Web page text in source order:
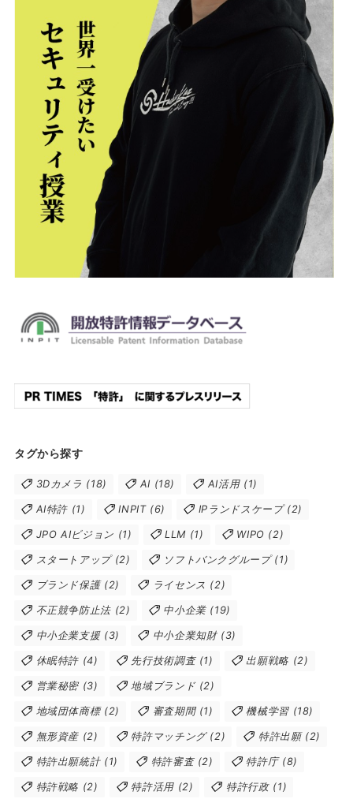
タグから探す
3Dカメラ (18) AI (18) AI活用(1)
AI特許 (1) INPIT(6) IPランドスケープ(2)
JPO AIビジョン (1) LLM (1) WIPO (2)
スタートアップ(2) ソフトバンクグループ(1)
ブランド保護(2) ライセンス (2)
不正競争防止法 (2) 中小企業(19)
中小企業支援(3) 中小企業知財(3)
休眠特許 (4) 先行技術調査(1) 出願戦略 (2)
営業秘密 (3) 地域ブランド (2)
地域団体商標(2) 審査期間(1) 機械学習(18)
無形資産 (2) 特許マッチング(2) 特許出願(2)
特許出願統計(1) 特許審査(2) 特許庁(8)
特許戦略 (2) 特許活用(2) 特許行政(1)